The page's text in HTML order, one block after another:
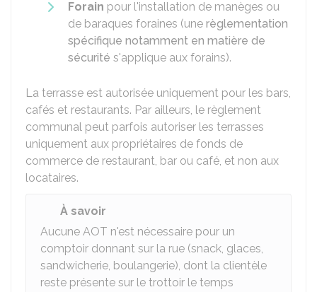
Forain pour l'installation de manèges ou
de baraques foraines (une règlementation
spécifique notamment en matière de
sécurité s'applique aux forains).
La terrasse est autorisée uniquement pour les bars,
cafés et restaurants. Par ailleurs, le règlement
communal peut parfois autoriser les terrasses
uniquement aux propriétaires de fonds de
commerce de restaurant, bar ou café, et non aux
locataires.
À savoir
Aucune AOT n'est nécessaire pour un
comptoir donnant sur la rue (snack, glaces,
sandwicherie, boulangerie), dont la clientèle
reste présente sur le trottoir le temps